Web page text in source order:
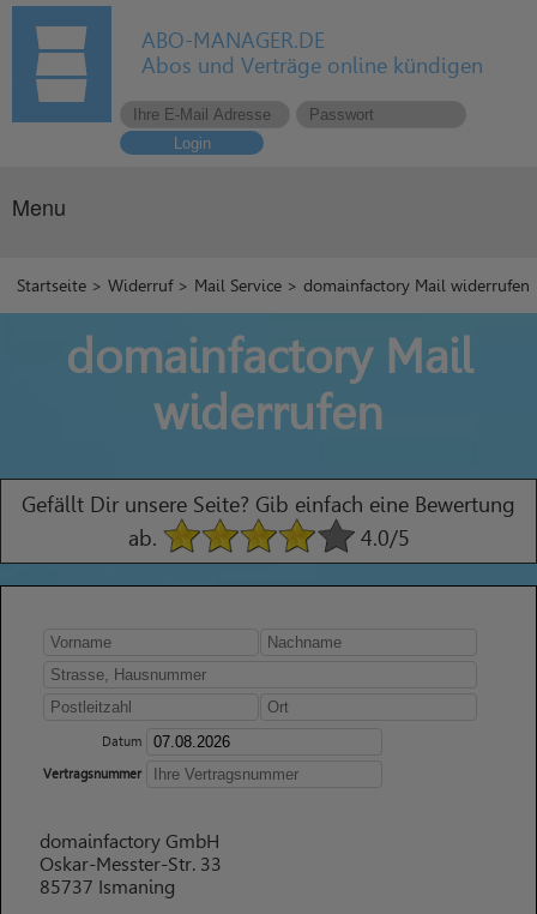
ABO-MANAGER.DE
Abos und Verträge online kündigen
Login
Menu
Startseite >Widerruf> Mail Service > domainfactory Mail widerrufen
domainfactory Mail
widerrufen
Gefällt Dir unsere Seite? Gib einfach eine Bewertung
ab.
4.0/5
Datum
Vertragsnummer
domainfactory GmbH
Oskar-Messter-Str. 33
85737 Ismaning